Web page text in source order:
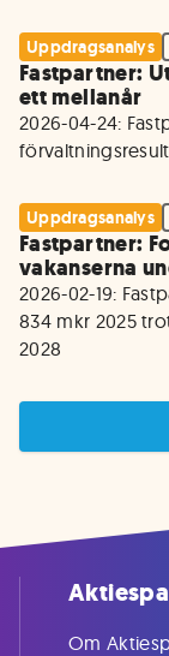
Uppdragsanalys
Fastpartner:
ett mellanår
2026-04-24:
Uppdragsanalys
Fastpartner:
vakanserna
2026-02-19:
834 mkr 2025
2028
Om